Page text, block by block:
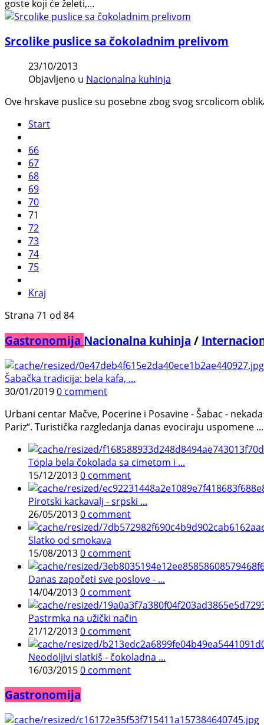
goste koji će želeti,…
Srcolike puslice sa čokoladnim prelivom
23/10/2013
Objavljeno u Nacionalna kuhinja
Ove hrskave puslice su posebne zbog svog srcolicom
Start
66
67
68
69
70
71
72
73
74
75
Kraj
Strana 71 od 84
Gastronomija Nacionalna kuhinja /
Šabačka tradicija: bela kafa, ...
30/01/20190 comment
Urbani centar Mačve, Pocerine i Posavine - Šabac -
Pariz“. Turistička razgledanja danas evociraju uspomene ...
Topla bela čokolada sa cimetom i ...
15/12/20130 comment
Pirotski kackavalj - srpski ...
26/05/20130 comment
Slatko od smokava
15/08/20130 comment
Danas započeti sve poslove - ...
14/04/20130 comment
Pastrmka na užički način
21/12/20130 comment
Neodoljivi slatkiš - čokoladna ...
16/03/20150 comment
Gastronomija